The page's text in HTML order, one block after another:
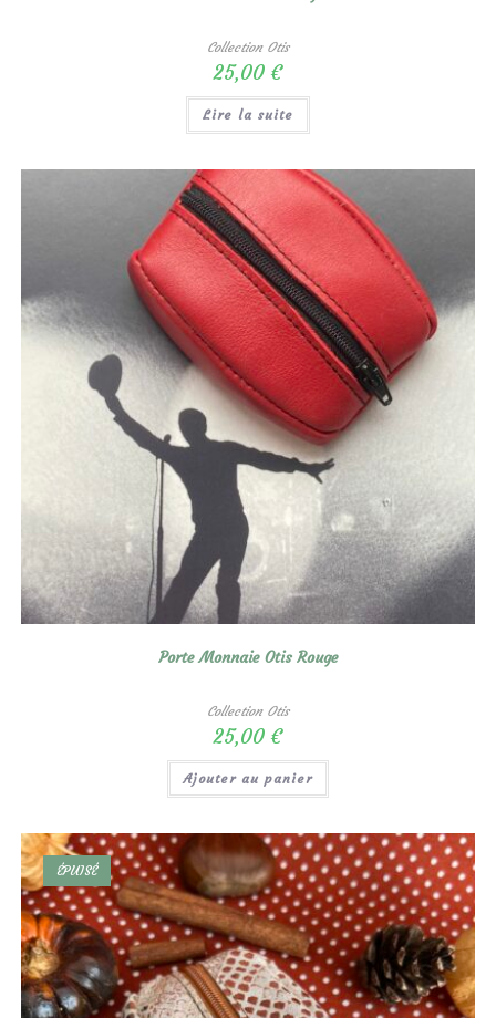
Collection Otis
25,00 €
Lire la suite
Porte Monnaie Otis Rouge
Collection Otis
25,00 €
Ajouter au panier
ÉPUISÉ